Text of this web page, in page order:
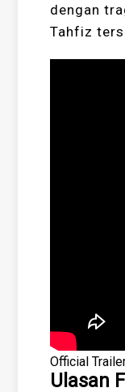
dengan
Tahfiz
Official
Ulasan